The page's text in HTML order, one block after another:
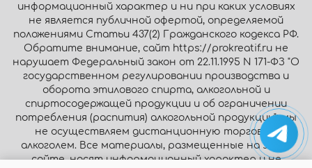
информационный характер и ни при каких условиях
не является публичной офертой, определяемой
положениями Статьи 437(2) Гражданского кодекса РФ.
Обратите внимание, сайт https://prokreatif.ru не
нарушает Федеральный закон от 22.11.1995 N 171-ФЗ "О
государственном регулировании производства и
оборота этилового спирта, алкогольной и
спиртосодержащей продукции и об ограничении
потребления (распития) алкогольной продукции": мы
не осуществляем дистанционную торговлю
алкоголем. Все материалы, размещенные на этом
сайте, носят информационный характер и не